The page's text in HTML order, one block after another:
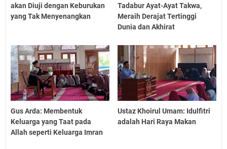
akan Diuji dengan Keburukan
yang Tak Menyenangkan
Tadabur Ayat-Ayat Takwa,
Meraih Derajat Tertinggi
Dunia dan Akhirat
Gus Arda: Membentuk
Keluarga yang Taat pada
Allah seperti Keluarga Imran
Ustaz Khoirul Umam: Idulfitri
adalah Hari Raya Makan